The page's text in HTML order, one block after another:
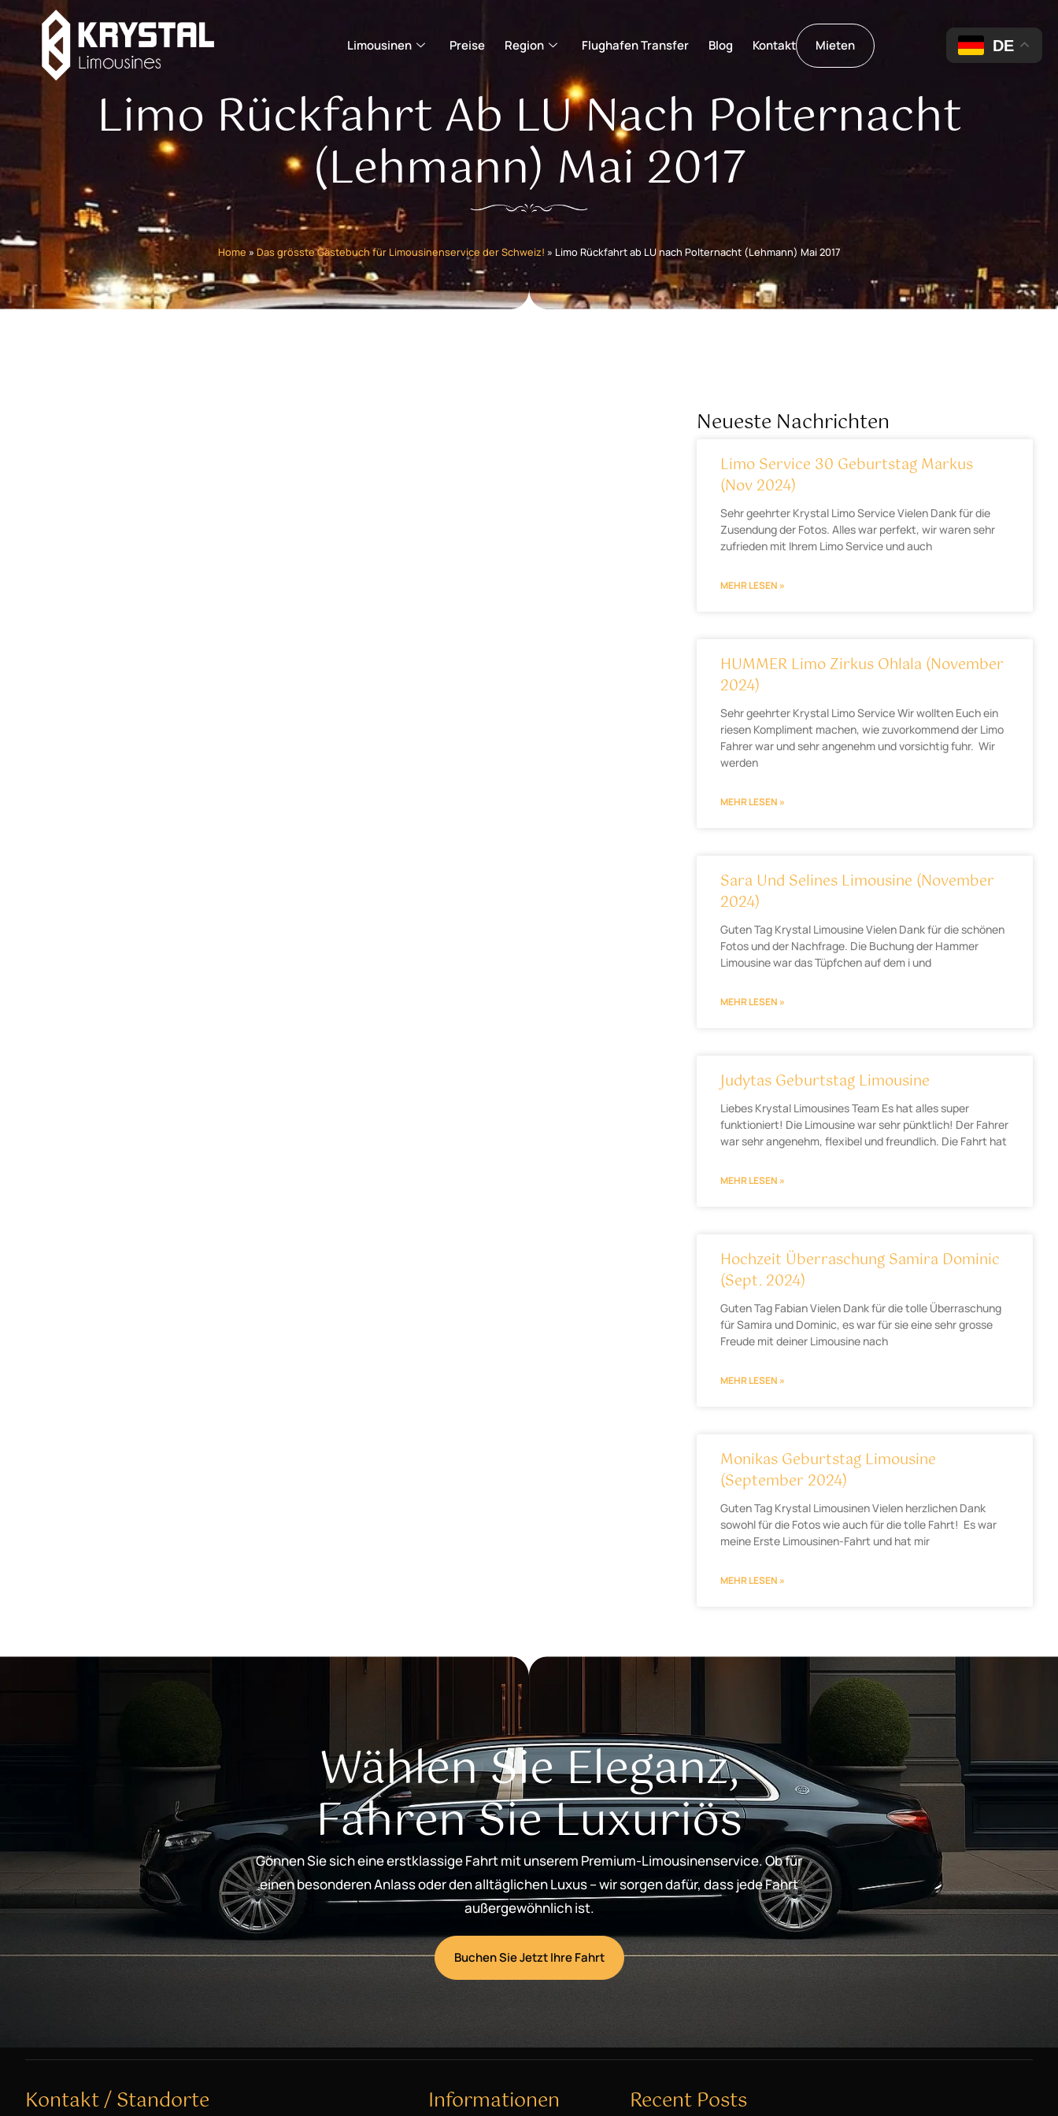
Limousinen Preise Region Flughafen Transfer Blog Kontakt Mieten
Limo Rückfahrt Ab LU Nach Polternacht
(Lehmann) Mai 2017
Home » Das grösste Gästebuch für Limousinenservice der Schweiz! » Limo Rückfahrt ab LU nach Polternacht (Lehmann) Mai 2017
Neueste Nachrichten
Limo Service 30 Geburtstag Markus
(Nov 2024)
Sehr geehrter Krystal Limo Service Vielen Dank für die
Zusendung der Fotos. Alles war perfekt, wir waren sehr
zufrieden mit Ihrem Limo Service und auch
MEHR LESEN »
HUMMER Limo Zirkus Ohlala (November
2024)
Sehr geehrter Krystal Limo Service Wir wollten Euch ein
riesen Kompliment machen, wie zuvorkommend der Limo
Fahrer war und sehr angenehm und vorsichtig fuhr. Wir
werden
MEHR LESEN »
Sara Und Selines Limousine (November
2024)
Guten Tag Krystal Limousine Vielen Dank für die schönen
Fotos und der Nachfrage. Die Buchung der Hammer
Limousine war das Tüpfchen auf dem i und
MEHR LESEN »
Judytas Geburtstag Limousine
Liebes Krystal Limousines Team Es hat alles super
funktioniert! Die Limousine war sehr pünktlich! Der Fahrer
war sehr angenehm, flexibel und freundlich. Die Fahrt hat
MEHR LESEN »
Hochzeit Überraschung Samira Dominic
(Sept. 2024)
Guten Tag Fabian Vielen Dank für die tolle Überraschung
für Samira und Dominic, es war für sie eine sehr grosse
Freude mit deiner Limousine nach
MEHR LESEN »
Monikas Geburtstag Limousine
(September 2024)
Guten Tag Krystal Limousinen Vielen herzlichen Dank
sowohl für die Fotos wie auch für die tolle Fahrt! Es war
meine Erste Limousinen-Fahrt und hat mir
MEHR LESEN »
Wählen Sie Eleganz,
Fahren Sie Luxuriös
Gönnen Sie sich eine erstklassige Fahrt mit unserem Premium-Limousinenservice. Ob für
einen besonderen Anlass oder den alltäglichen Luxus – wir sorgen dafür, dass jede Fahrt
außergewöhnlich ist.
Buchen Sie Jetzt Ihre Fahrt
Kontakt / Standorte Informationen Recent Posts
DE